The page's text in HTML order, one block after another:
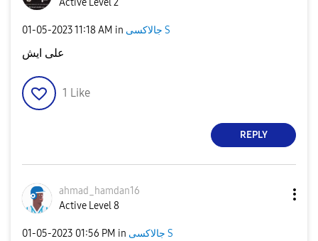
‎01-05-202311:18 AM in جالاكسى S
على ايش
1 Like
REPLY
ahmad_hamdan16
Active Level 8
‎01-05-2023 01:56 PM in جالاكسى S